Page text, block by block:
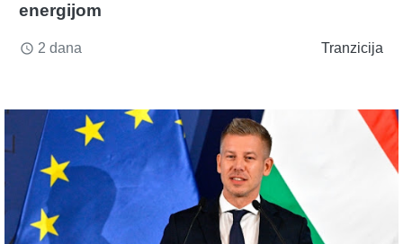
energijom
access_time 2 dana Tranzicija